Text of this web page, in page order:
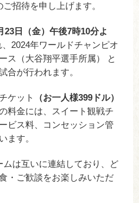
招待を申し上げます。
23日（金）午後7時10分よ
、2024年ワールドチャンピオ
ス（大谷翔平選手所属） と
合が行われます。
ケット
（お一人様399ドル）
料金には、スイート観戦チ
ビス料、コンセッション管
ます。
は互いに連結しており、ど
・ご歓談をお楽しみいただ